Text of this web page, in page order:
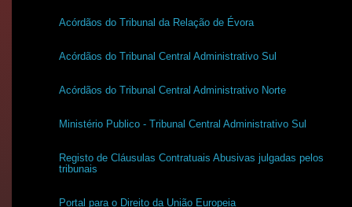
Acórdãos do Tribunal da Relação de Évora
Acórdãos do Tribunal Central Administrativo Sul
Acórdãos do Tribunal Central Administrativo Norte
Ministério Publico - Tribunal Central Administrativo Sul
Registo de Cláusulas Contratuais Abusivas julgadas pelos
tribunais
Portal para o Direito da União Europeia